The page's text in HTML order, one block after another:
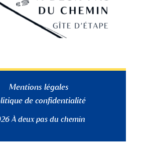
Mentions légales
de confidentialité
À deux pas du chemin